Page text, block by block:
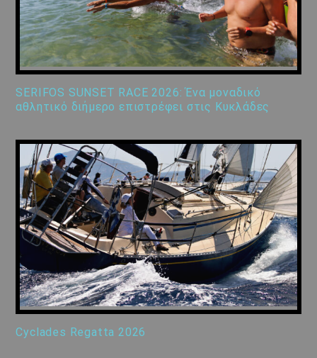
SERIFOS SUNSET RACE 2026: Ένα μοναδικό
αθλητικό διήμερο επιστρέφει στις Κυκλάδες
Cyclades Regatta 2026